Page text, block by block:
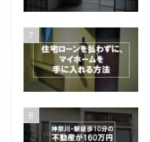
7
8